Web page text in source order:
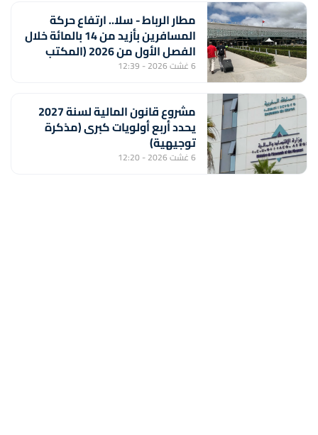
مطار الرباط - سلا.. ارتفاع حركة
المسافرين بأزيد من 14 بالمائة خلال
الفصل الأول من 2026 (المكتب
الوطني للمطارات)
6 غشت 2026 - 12:39
مشروع قانون المالية لسنة 2027
يحدد أربع أولويات كبرى (مذكرة
توجيهية)
6 غشت 2026 - 12:20